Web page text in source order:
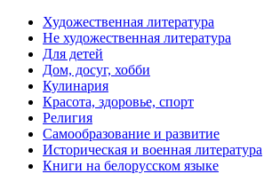
Художественная литература
Не художественная литература
Для детей
Дом, досуг, хобби
Кулинария
Красота, здоровье, спорт
Религия
Самообразование и развитие
Историческая и военная литература
Книги на белорусском языке